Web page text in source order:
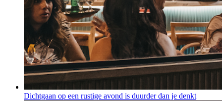
Dichtgaan op een rustige avond is duurder dan je denkt